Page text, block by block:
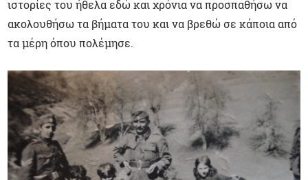
ιστορίες του ήθελα εδώ και χρόνια να προσπαθήσω να
ακολουθήσω τα βήματα του και να βρεθώ σε κάποια από
τα μέρη όπου πολέμησε.